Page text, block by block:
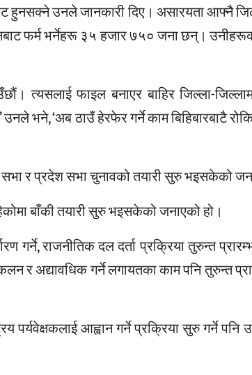
हुनसक्ने उनले जानकारी दिए। असारयता आफ्नै
फर्म भर्नेहरू ३५ हजार ७५० जना छन्।
त्यसलाई फाइल बनाएर बाहिर जिल्ला-
भने, ‘अब ठाउँ हेरफेर गर्ने काम बिहिबारबाटै
र प्रदेश सभा चुनावको तयारी सुरु भइसकेको
बाँकी तयारी सुरु भइसकेको जनाएको हो।
राजनीतिक दल दर्ता प्रक्रिया तुरुन्त प्रारम्भ
अद्यावधिक गर्ने लगायतका काम पनि तुरुन्त
पर्यवेक्षकलाई आह्वान गर्ने प्रक्रिया सुरु गर्ने पनि